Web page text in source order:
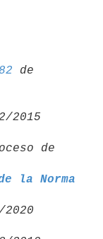
de
la Norma